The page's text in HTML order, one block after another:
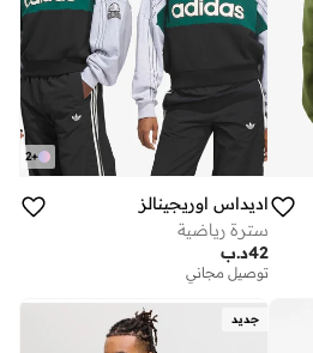
+
2
اديداس اوريجينالز
سترة رياضية
د.ب42
توصيل مجاني
جديد